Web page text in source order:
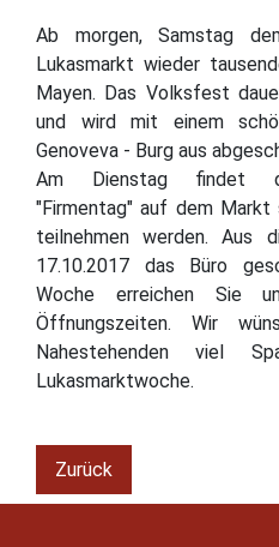
Ab morgen, Samstag
Lukasmarkt wieder
Mayen. Das Volksfest
und wird mit einem
Genoveva - Burg aus
Am Dienstag findet
"Firmentag" auf dem
teilnehmen werden. Aus
17.10.2017 das Büro
Woche erreichen Sie
Öffnungszeiten. Wir
Nahestehenden viel
Lukasmarktwoche.
Zurück